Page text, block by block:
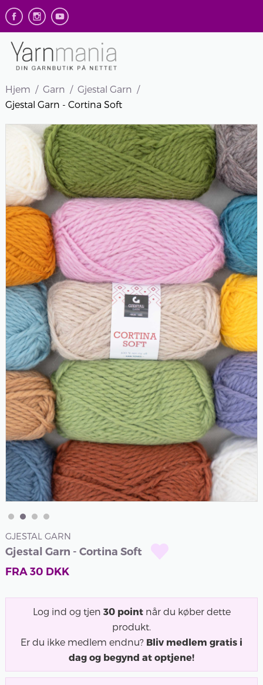
Hjem Garn
Gjestal Garn
Gjestal Garn - Cortina Soft
GJESTAL GARN
Gjestal Garn - Cortina Soft
FRA30 DKK
Log ind og tjen 30 pointnår du køber dette
produkt.
Er du ikke medlem endnu? Bliv medlem gratis i
dag og begynd at optjene!